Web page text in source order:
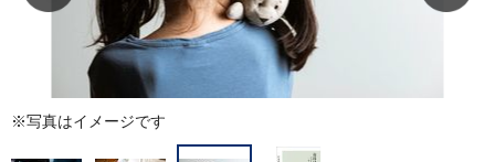
※写真はイメージです